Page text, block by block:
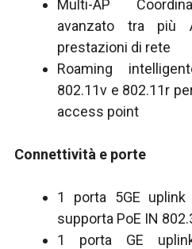
Multi-AP
avanzato tra più
prestazioni di rete
Roaming
802.11v e 802.11r
access point
Connettività e porte
1 porta 5GE uplink
supporta PoE IN
1 porta GE